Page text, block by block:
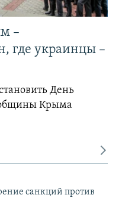
–
где украинцы –
День
Крыма
санкций против